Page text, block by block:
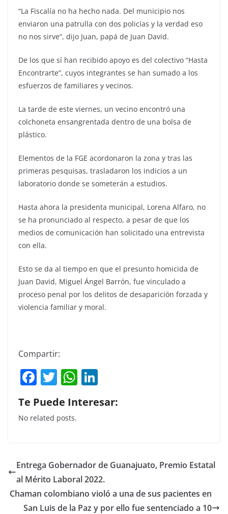
“La Fiscalía no ha hecho nada. Del municipio nos
enviaron una patrulla con dos policías y la verdad eso
no nos sirve”, dijo Juan, papá de Juan David.
De los que sí han recibido apoyo es del colectivo “Hasta
Encontrarte”, cuyos integrantes se han sumado a los
esfuerzos de familiares y vecinos.
La tarde de este viernes, un vecino encontró una
colchoneta ensangrentada dentro de una bolsa de
plástico.
Elementos de la FGE acordonaron la zona y tras las
primeras pesquisas, trasladaron los indicios a un
laboratorio donde se someterán a estudios.
Hasta ahora la presidenta municipal, Lorena Alfaro, no
se ha pronunciado al respecto, a pesar de que los
medios de comunicación han solicitado una entrevista
con ella.
Esto se da al tiempo en que el presunto homicida de
Juan David, Miguel Ángel Barrón, fue vinculado a
proceso penal por los delitos de desaparición forzada y
violencia familiar y moral.
Compartir:
F
a
c
e
o
o
k
T
w
itt
er
W
h
at
p
p
k
n
Te Puede Interesar:
No related posts.
Entrega Gobernador de Guanajuato, Premio Estatal
al Mérito Laboral 2022.
Chaman colombiano violó a una de sus pacientes en
San Luis de la Paz y por ello fue sentenciado a 10